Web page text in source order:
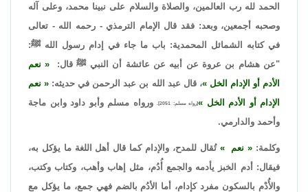
الحمد لله رب العالمين، والصلاة والسلام على نبينا محمد، وعلى آله
وصحبه أجمعين، وبعد: فقد قال الإمام الترمذي - رحمه الله - تعالى
في كتابه الشمائل المحمدية: باب ما جاء في إدام رسول الله ﷺ:
"عن هشام بن عروة عن أبيه عن عائشة أن النبي ﷺ قال:
نعم
الأدم أو الإدام الخل ، قال عبد الله بن عبد الرحمن في حديثه:
نعم
الإدام أو الأدم الخل
[رواه مسلم: 2051].
ورواه مسلم وأبو داود وابن ماجة
وأحمد والدارمي.
وكلمة: نعم
تُقال للمدح، والإدام كما قال أهل اللغة ما يؤكل به،
فيقال: أدم الخبز يأدمه والجمع أُدُم، مثل إهاب وأهب، وكتاب وكتب،
والأُدْم بالسكون مفرد كإدام، أما الأدُم بالضم فهي جمع، ما يؤكل مع